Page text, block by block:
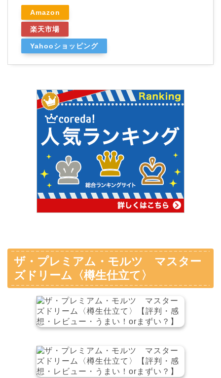
Amazon
楽天市場
Yahooショッピング
ザ・プレミアム・モルツ マスター
ズドリーム〈樽生仕立て〉